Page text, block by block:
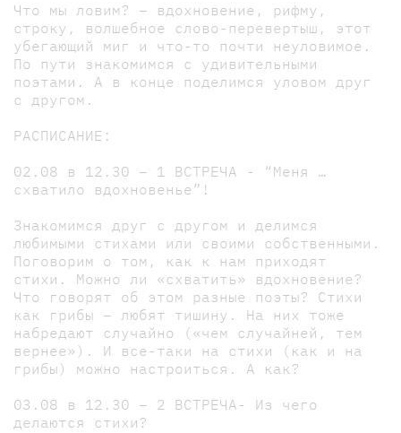
Что мы ловим? – вдохновение, рифму,
строку, волшебное слово-перевертыш, этот
убегающий миг и что-то почти неуловимое.
По пути знакомимся с удивительными
поэтами. А в конце поделимся уловом друг
с другом.
РАСПИСАНИЕ:
02.08 в 12.30 – 1 ВСТРЕЧА - “Меня …
схватило вдохновенье”!
Знакомимся друг с другом и делимся
любимыми стихами или своими собственными.
Поговорим о том, как к нам приходят
стихи. Можно ли «схватить» вдохновение?
Что говорят об этом разные поэты? Стихи
как грибы – любят тишину. На них тоже
набредают случайно («чем случайней, тем
вернее»). И все-таки на стихи (как и на
грибы) можно настроиться. А как?
03.08 в 12.30 – 2 ВСТРЕЧА- Из чего
делаются стихи?